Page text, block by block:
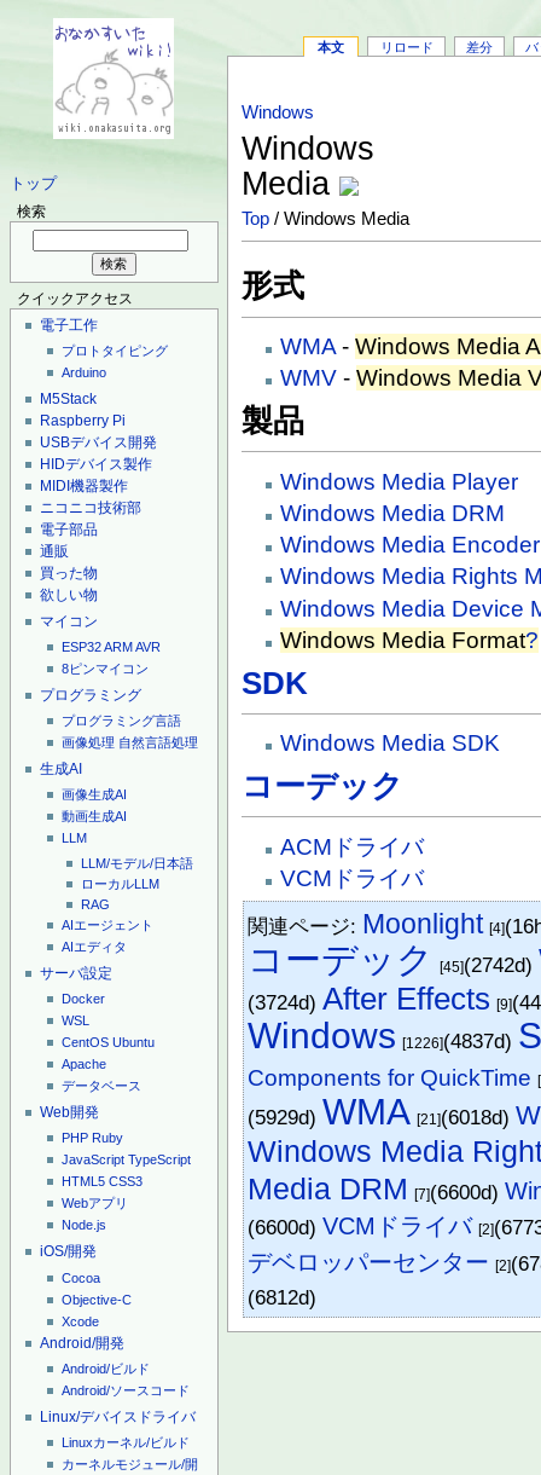
トップ
検索
クイックアクセス
電子工作
プロトタイピング
Arduino
M5Stack
Raspberry Pi
USBデバイス開発
HIDデバイス製作
MIDI機器製作
ニコニコ技術部
電子部品
通販
買った物
欲しい物
マイコン
ESP32ARMAVR
8ピンマイコン
プログラミング
プログラミング言語
画像処理 自然言語処理
生成AI
画像生成AI
動画生成AI
LLM
LLM/モデル/日本語
ローカルLLM
RAG
AIエージェント
AIエディタ
サーバ設定
Docker
WSL
CentOS Ubuntu
Apache
データベース
Web開発
PHP Ruby
JavaScript TypeScript
HTML5 CSS3
Webアプリ
Node.js
iOS/開発
Cocoa
Objective-C
Xcode
Android/開発
Android/ビルド
Android/ソースコード
Linux/デバイスドライバ
Linuxカーネル/ビルド
カーネルモジュール/開
本文 リロード 差分 バ
Windows
Windows
Media
Top / Windows Media
形式
WMA -Windows Media
WMV -Windows Media
製品
Windows Media Player
Windows Media DRM
Windows Media Encoder
Windows Media Rights
Windows Media Device
Windows Media Format?
SDK
Windows Media SDK
コーデック
ACMドライバ
VCMドライバ
関連ページ: Moonlight [4]
コーデック [45](2742d)
(3724d)After Effects [9]
Windows [1226](4837d)
Components for QuickTime
(5929d) WMA [21](6018d)
Windows Media
Media DRM [7](6600d)
(6600d)VCMドライバ [2]
デベロッパーセンター [2]
(6812d)